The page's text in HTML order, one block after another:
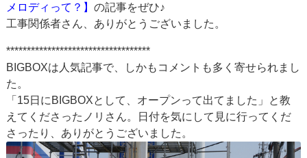
メロディって？】の記事をぜひ♪
工事関係者さん、ありがとうございました。
***********************************
BIGBOXは人気記事で、しかもコメントも多く寄せられまし
た。
「15日にBIGBOXとして、オープンって出てました」と教
えてくださったノリさん。日付を気にして見に行ってくだ
さったり、ありがとうございました。